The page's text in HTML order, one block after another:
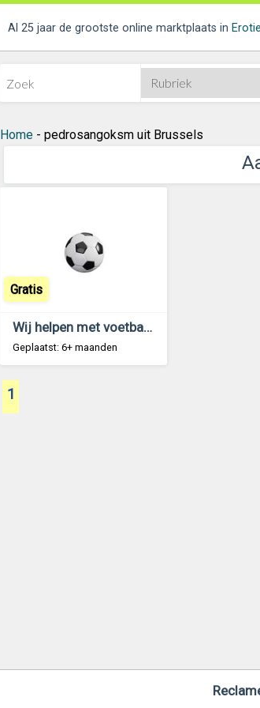
Al 25 jaar de grootste online marktplaats in
Home- pedrosangoksm uit Brussels
Wij helpen met voetbalcarrières
Geplaatst: 6+ maanden
Gratis
1